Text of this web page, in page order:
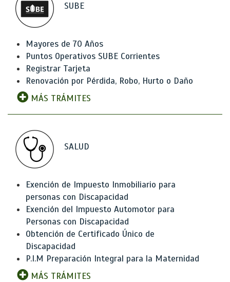
SUBE
Mayores de 70 Años
Puntos Operativos SUBE Corrientes
Registrar Tarjeta
Renovación por Pérdida, Robo, Hurto o Daño
MÁS TRÁMITES
SALUD
Exención de Impuesto Inmobiliario para
personas con Discapacidad
Exención del Impuesto Automotor para
Personas con Discapacidad
Obtención de Certificado Único de
Discapacidad
P.I.M Preparación Integral para la Maternidad
MÁS TRÁMITES